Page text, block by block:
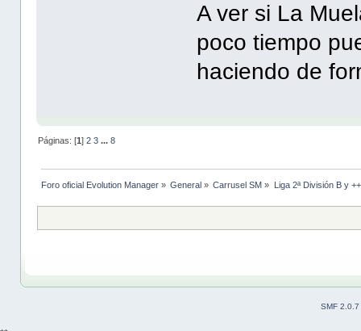
A ver si La
poco tiempo
haciendo de
Páginas: [1] 2 3 ... 8
Foro oficial Evolution Manager» General » Carrusel SM » Liga 2ª División B y
SMF 2.0.7